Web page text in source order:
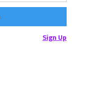
Sign Up